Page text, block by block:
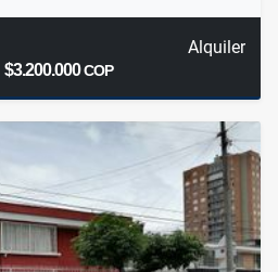
Alquiler
$3.200.000COP